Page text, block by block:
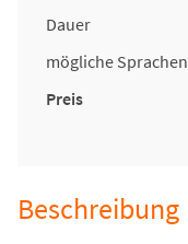
Dauer
mögliche Sprachen
Preis
Beschreibung